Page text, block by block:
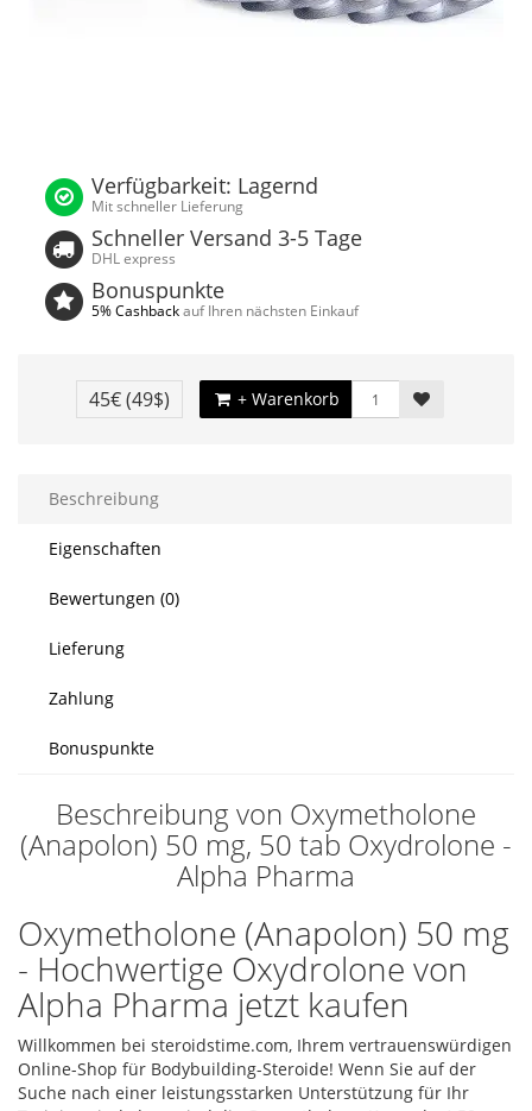
Verfügbarkeit: Lagernd
Mit schneller Lieferung
Schneller Versand 3-5 Tage
DHL express
Bonuspunkte
5% Cashbackauf Ihren nächsten Einkauf
45€(49$) + Warenkorb
Beschreibung
Eigenschaften
Bewertungen (0)
Lieferung
Zahlung
Bonuspunkte
Beschreibung von Oxymetholone
(Anapolon) 50 mg, 50 tab Oxydrolone -
Alpha Pharma
Oxymetholone (Anapolon) 50 mg
- Hochwertige Oxydrolone von
Alpha Pharma jetzt kaufen
Willkommen bei steroidstime.com, Ihrem vertrauenswürdigen
Online-Shop für Bodybuilding-Steroide! Wenn Sie auf der
Suche nach einer leistungsstarken Unterstützung für Ihr